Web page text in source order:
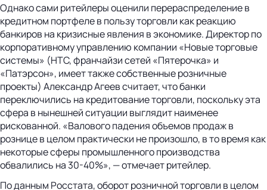
Однако сами ритейлеры оценили перераспределение в
кредитном портфеле в пользу торговли как реакцию
банкиров на кризисные явления в экономике. Директор по
корпоративному управлению компании «Новые торговые
системы» (НТС, франчайзи сетей «Пятерочка» и
«Патэрсон», имеет также собственные розничные
проекты) Александр Агеев считает, что банки
переключились на кредитование торговли, поскольку эта
сфера в нынешней ситуации выглядит наименее
рискованной. «Валового падения объемов продаж в
рознице в целом практически не произошло, в то время как
некоторые сферы промышленного производства
обвалились на 30-40%», — отмечает ритейлер.
По данным Росстата, оборот розничной торговли в целом